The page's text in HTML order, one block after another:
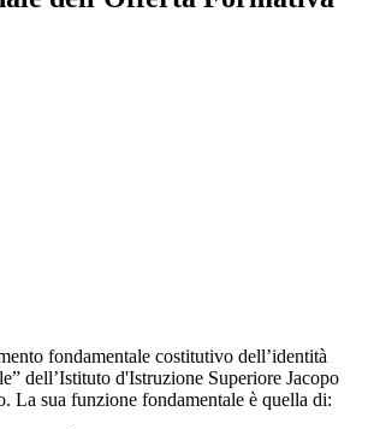
fondamentale costitutivo dell’identità
dell’Istituto d'Istruzione Superiore Jacopo
La sua funzione fondamentale è quella di: